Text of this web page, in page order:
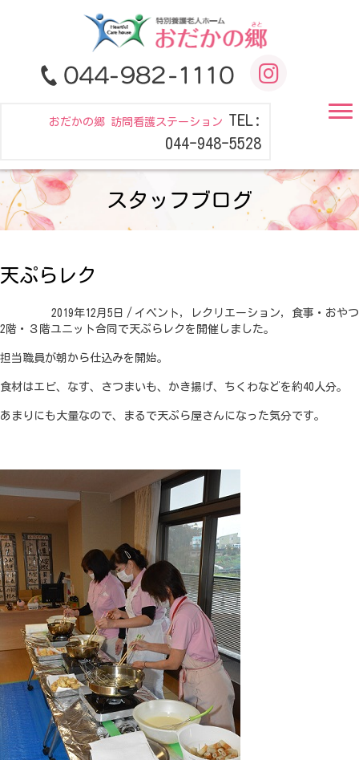
おだかの郷 訪問看護ステーション TEL:
044-948-5528
スタッフブログ
天ぷらレク
2019年12月5日 / イベント , レクリエーション, 食事・おやつ
2階・３階ユニット合同で天ぷらレクを開催しました。
担当職員が朝から仕込みを開始。
食材はエビ、なす、さつまいも、かき揚げ、ちくわなどを約40人分。
あまりにも大量なので、まるで天ぷら屋さんになった気分です。